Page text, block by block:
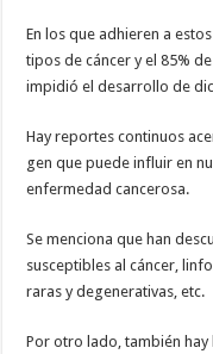
En los que adhieren a
tipos de cáncer y el 85%
impidió el desarrollo de
Hay reportes continuos
gen que puede influir en
enfermedad cancerosa.
Se menciona que han
susceptibles al cáncer,
raras y degenerativas, etc.
Por otro lado, también